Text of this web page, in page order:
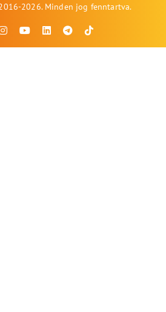
2026. Minden jog fenntartva.